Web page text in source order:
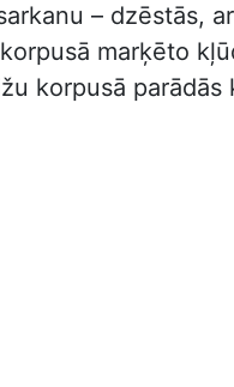
– dzēstās,
marķēto
korpusā